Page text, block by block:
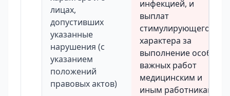
лицах,
допустивших
указанные
нарушения (с
указанием
положений
правовых актов)
инфекцией, и
выплат
стимулирующего
характера за
выполнение особо
важных работ
медицинским и
иным работникам,